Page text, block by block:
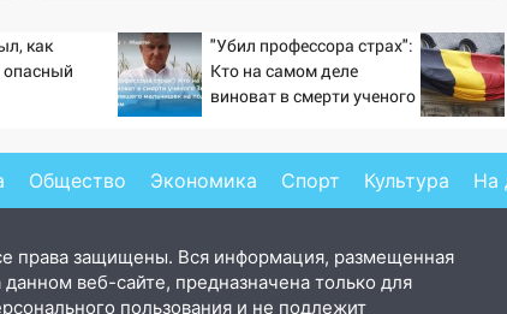
как
опасный
"Убил профессора страх":
Кто на самом деле
виноват в смерти ученого
горохом
Общество Экономика Спорт Культура На
права защищены. Вся информация, размещенная
данном веб-сайте, предназначена только для
пользования и не подлежит